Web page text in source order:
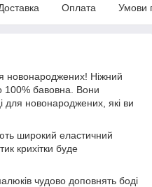
Оплата Умови
новонароджених! Ніжний
100% бавовна. Вони
для новонароджених, які ви
широкий еластичний
крихітки буде
чудово доповнять боді